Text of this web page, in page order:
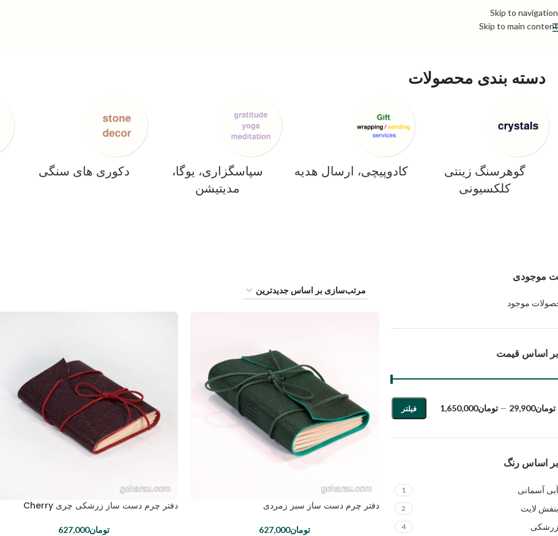
Skip to navigation
Skip to main content
دسته بندی محصولات
گوهرسنگ زینتی
کلکسیونی
کادوپیچی، ارسال هدیه
سپاسگزاری، یوگا،
مدیتیشن
دکوری های سنگی
موجودی
موجود
بر اساس قیمت
فیلتر تومان29,900 —تومان1,650,000
بر اساس رنگ
آبی آسمانی 1
بنفش لایت 2
زرشکی 4
دفتر چرم دست ساز سبز زمردی
تومان627,000
دفتر چرم دست ساز زرشکی چری Cherry
تومان627,000